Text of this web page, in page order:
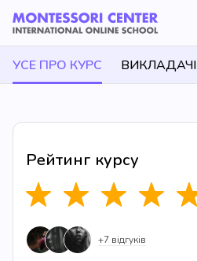
УСЕ ПРО КУРС ВИКЛАДАЧІ
Рейтинг курсу
+7 відгуків